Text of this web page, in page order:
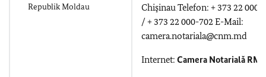
Republik Moldau
Chişinau Telefon: + 373 22 000-
/ + 373 22 000-702 E-Mail:
camera.notariala@cnm.md
Internet: Camera Notarială RM